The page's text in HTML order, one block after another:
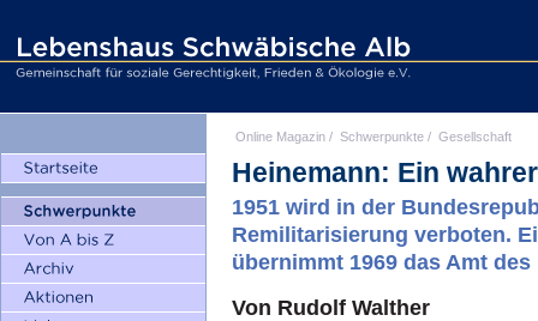
Online Magazin / Schwerpunkte / Gesellschaft
Heinemann: Ein
1951 wird in der
Remilitarisierung verboten.
übernimmt 1969 das Amt
Von Rudolf Walther